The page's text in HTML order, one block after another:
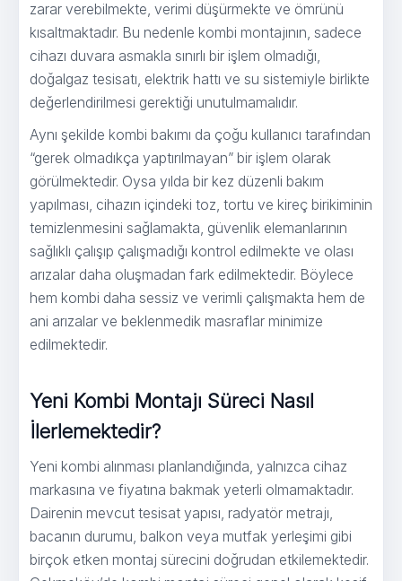
zarar verebilmekte, verimi düşürmekte ve ömrünü
kısaltmaktadır. Bu nedenle kombi montajının, sadece
cihazı duvara asmakla sınırlı bir işlem olmadığı,
doğalgaz tesisatı, elektrik hattı ve su sistemiyle birlikte
değerlendirilmesi gerektiği unutulmamalıdır.
Aynı şekilde kombi bakımı da çoğu kullanıcı tarafından
“gerek olmadıkça yaptırılmayan” bir işlem olarak
görülmektedir. Oysa yılda bir kez düzenli bakım
yapılması, cihazın içindeki toz, tortu ve kireç birikiminin
temizlenmesini sağlamakta, güvenlik elemanlarının
sağlıklı çalışıp çalışmadığı kontrol edilmekte ve olası
arızalar daha oluşmadan fark edilmektedir. Böylece
hem kombi daha sessiz ve verimli çalışmakta hem de
ani arızalar ve beklenmedik masraflar minimize
edilmektedir.
Yeni Kombi Montajı Süreci Nasıl
İlerlemektedir?
Yeni kombi alınması planlandığında, yalnızca cihaz
markasına ve fiyatına bakmak yeterli olmamaktadır.
Dairenin mevcut tesisat yapısı, radyatör metrajı,
bacanın durumu, balkon veya mutfak yerleşimi gibi
birçok etken montaj sürecini doğrudan etkilemektedir.